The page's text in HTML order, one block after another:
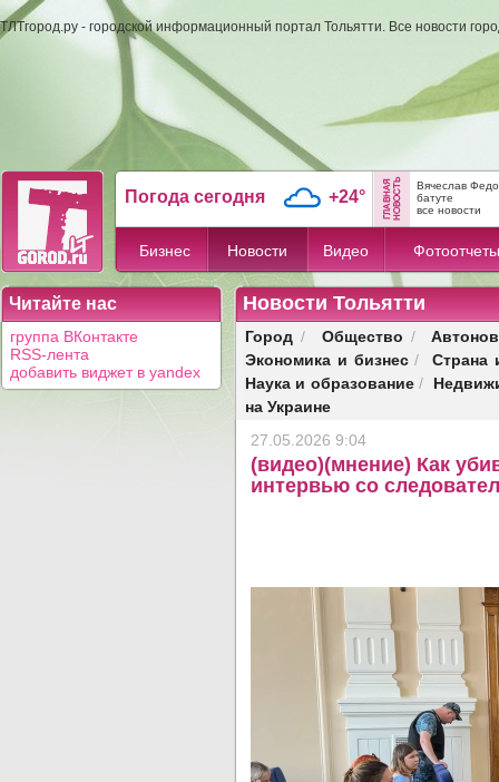
ТЛТгород.ру - городской информационный портал Тольятти. Все новости
Погода сегодня +24°
Вячеслав
батуте
все новости
Бизнес Новости Видео Фотоотчеты
Читайте нас
группа ВКонтакте
RSS-лента
добавить виджет в yandex
Новости Тольятти
Город / Общество /
Экономика и бизнес/
Страна
Наука и образование/
на Украине
27.05.2026 9:04
(видео)(мнение) Как
интервью со